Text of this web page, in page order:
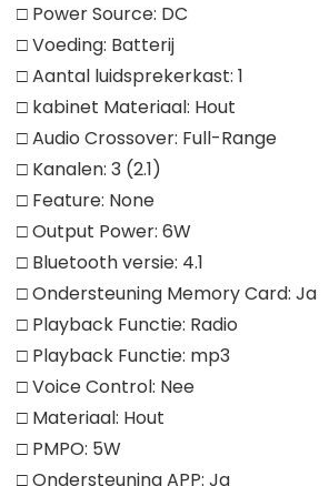
□ Power Source: DC
□ Voeding: Batterij
□ Aantal luidsprekerkast: 1
□ kabinet Materiaal: Hout
□ Audio Crossover: Full-Range
□ Kanalen: 3 (2.1)
□ Feature: None
□ Output Power: 6W
□ Bluetooth versie: 4.1
□ Ondersteuning Memory Card: Ja
□ Playback Functie: Radio
□ Playback Functie: mp3
□ Voice Control: Nee
□ Materiaal: Hout
□ PMPO: 5W
□ Ondersteuning APP: Ja